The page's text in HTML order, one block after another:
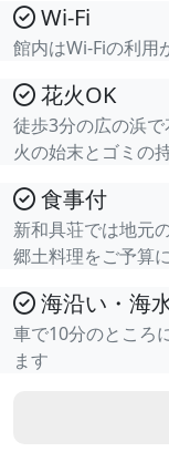
Wi-Fi
館内はWi-Fiの利用
花火OK
徒歩3分の広の浜で
火の始末とゴミの
食事付
新和具荘では地元
郷土料理をご予算
海沿い・海
車で10分のところ
ます